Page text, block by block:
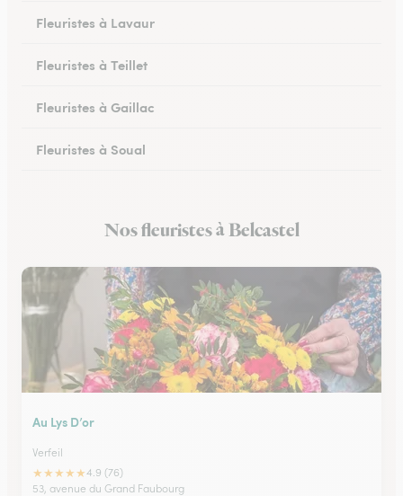
Fleuristes à Lavaur
Fleuristes à Teillet
Fleuristes à Gaillac
Fleuristes à Soual
Fleuristes à Murat-sur-Vèbre
Nos fleuristes à Belcastel
Au Lys D’or
Verfeil
★★★★★4.9 (76)
53, avenue du Grand Faubourg